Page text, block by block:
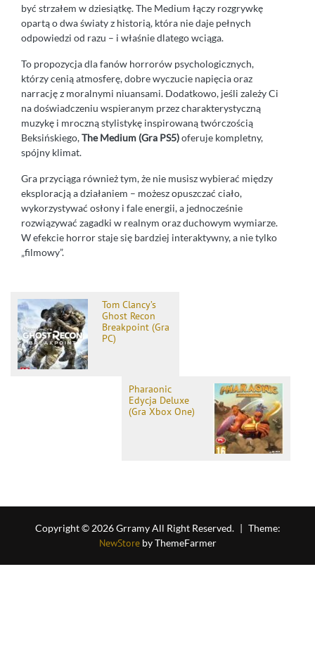
być strzałem w dziesiątkę. The Medium łączy rozgrywkę
opartą o dwa światy z historią, która nie daje pełnych
odpowiedzi od razu – i właśnie dlatego wciąga.
To propozycja dla fanów horrorów psychologicznych,
którzy cenią atmosferę, dobre wyczucie napięcia oraz
narrację z moralnymi niuansami. Dodatkowo, jeśli zależy Ci
na doświadczeniu wspieranym przez charakterystyczną
muzykę i mroczną stylistykę inspirowaną twórczością
Beksińskiego,The Medium (Gra PS5)oferuje kompletny,
spójny klimat.
Gra przyciąga również tym, że nie musisz wybierać między
eksploracją a działaniem – możesz opuszczać ciało,
wykorzystywać osłony i fale energii, a jednocześnie
rozwiązywać zagadki w realnym oraz duchowym wymiarze.
W efekcie horror staje się bardziej interaktywny, a nie tylko
„filmowy”.
Tom Clancy’s
Ghost Recon
Breakpoint (Gra
PC)
Pharaonic
Edycja Deluxe
(Gra Xbox One)
Copyright © 2026 Grramy All Right Reserved. | Theme:
NewStoreby ThemeFarmer